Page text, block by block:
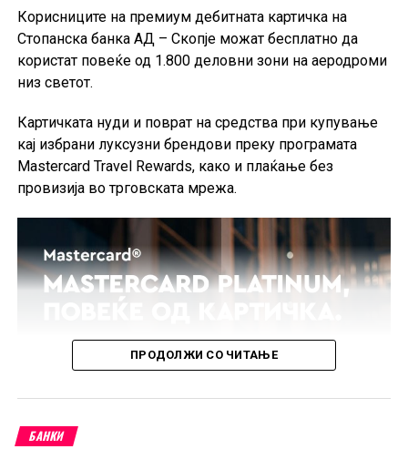
Корисниците на премиум дебитната картичка на
Стопанска банка АД – Скопје можат бесплатно да
користат повеќе од 1.800 деловни зони на аеродроми
низ светот.
Картичката нуди и поврат на средства при купување
кај избрани луксузни брендови преку програмата
Mastercard Travel Rewards, како и плаќање без
провизија во трговската мрежа.
ПРОДОЛЖИ СО ЧИТАЊЕ
БАНКИ